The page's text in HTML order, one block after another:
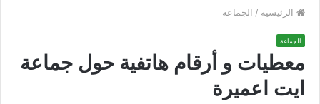
الرئيسية / الجماعة
الجماعة
معطيات و أرقام هاتفية حول جماعة
ايت اعميرة